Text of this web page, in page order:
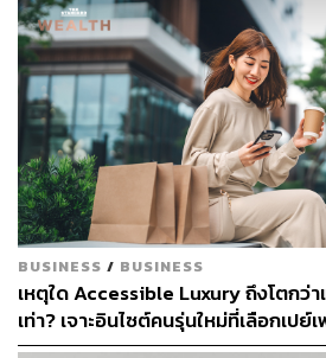
BUSINESS / BUSINESS
เหตุใด Accessible Luxury ถึงโตกว่
เท่า? เจาะอินไซต์คนรุ่นใหม่ที่เลือกเปย์เ
คุ้มค่า